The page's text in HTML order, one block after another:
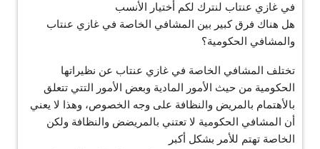
في غازي عنتاب لنترك لكم أختيار الأنسب
هل هناك فرق كبير بين المشافي الخاصة في غازي عنتاب
والمشافي الحكومية؟
تختلف المشافي الخاصة في غازي عنتاب عن نظيراتها
الحكومية من حيث الأمور المادية وبعض الأمور التتي تتعلق
بالأهتمام بالمريض والنظافة على وجه الخصوص، وهذا لا يعني
أن المشافي الحكومية لا تعتني بالمريضض والنظافة ولكن
الخاصة تهتم للأمر بشكل أكبر